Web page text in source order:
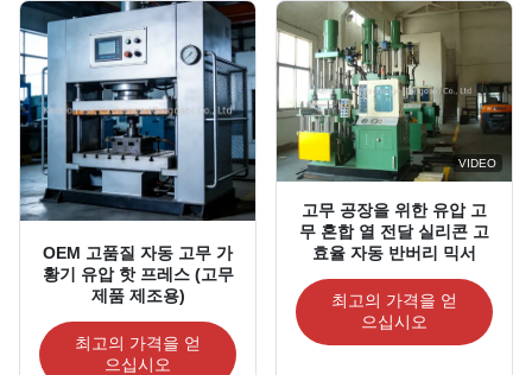
OEM 고품질 자동 고무 가
황기 유압 핫 프레스 (고무
제품 제조용)
최고의 가격을 얻
으십시오
VIDEO
고무 공장을 위한 유압 고
무 혼합 열 전달 실리콘 고
효율 자동 반버리 믹서
최고의 가격을 얻
으십시오